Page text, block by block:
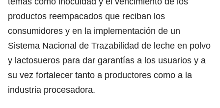
productos reempacados que reciban los
consumidores y en la implementación de un
Sistema Nacional de Trazabilidad de leche en polvo
y lactosueros para dar garantías a los usuarios y a
su vez fortalecer tanto a productores como a la
industria procesadora.